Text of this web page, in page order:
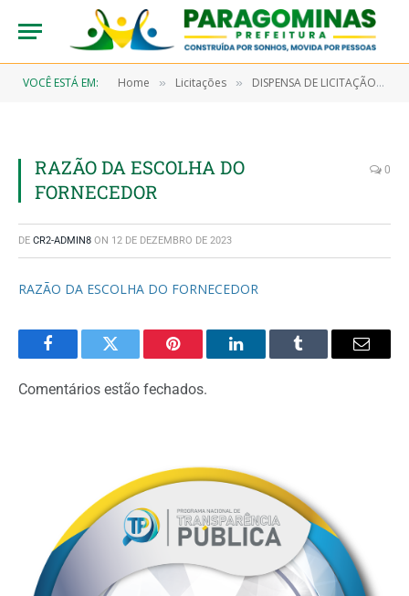
VOCÊ ESTÁ EM: Home » Licitações » DISPENSA DE LICITAÇÃO N° 7/2023-00016 (AQUISIÇÃO DE EQUIPAMENTO HOSPITALAR, OBJETIVANDO ATENDER O HOSPITAL MUNICIPAL DE PARAGOMINAS)
RAZÃO DA ESCOLHA DO
FORNECEDOR
0
DE CR2-ADMIN8 ON 12 DE DEZEMBRO DE 2023
RAZÃO DA ESCOLHA DO FORNECEDOR
FacebookTwitter Pinterest LinkedInTumblr Email
Comentários estão fechados.